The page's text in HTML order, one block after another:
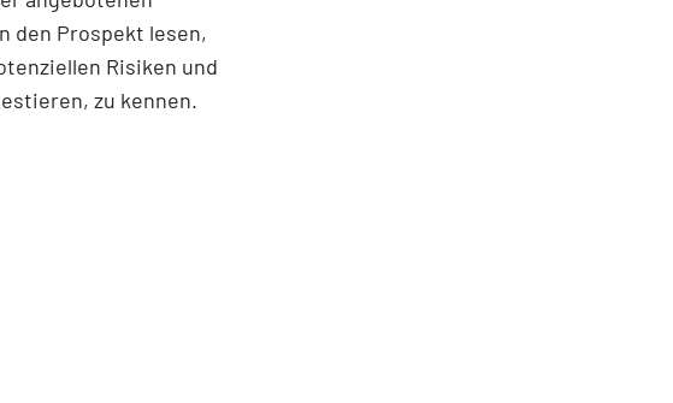
den Prospekt lesen,
Risiken und
zu kennen.